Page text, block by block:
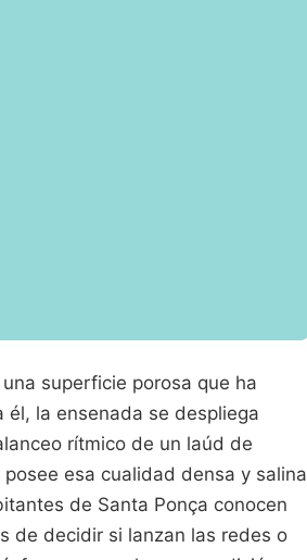
superficie porosa que ha
la ensenada se despliega
rítmico de un laúd de
esa cualidad densa y salina
de Santa Ponça conocen
de decidir si lanzan las redes o